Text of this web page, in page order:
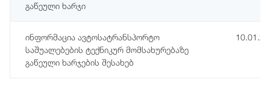
გაწეული ხარჯი
ინფორმაცია ავტოსატრანსპორტო
საშუალებების ტექნიკურ მომსახურებაზე
გაწეული ხარჯების შესახებ